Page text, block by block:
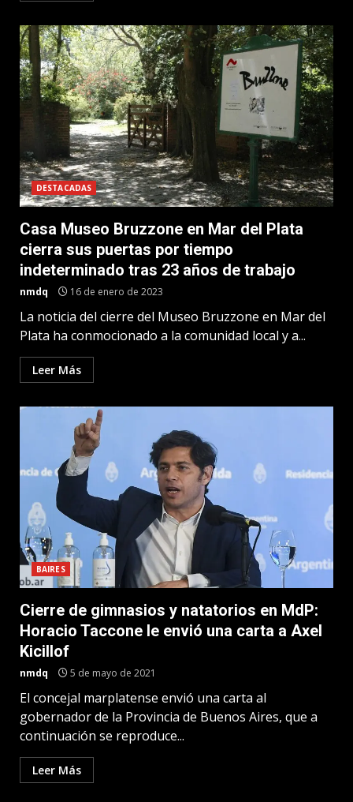
DESTACADAS
Casa Museo Bruzzone en Mar del Plata
cierra sus puertas por tiempo
indeterminado tras 23 años de trabajo
nmdq 16 de enero de 2023
La noticia del cierre del Museo Bruzzone en Mar del
Plata ha conmocionado a la comunidad local y a...
Leer Más
BAIRES
Cierre de gimnasios y natatorios en MdP:
Horacio Taccone le envió una carta a Axel
Kicillof
nmdq 5 de mayo de 2021
El concejal marplatense envió una carta al
gobernador de la Provincia de Buenos Aires, que a
continuación se reproduce...
Leer Más